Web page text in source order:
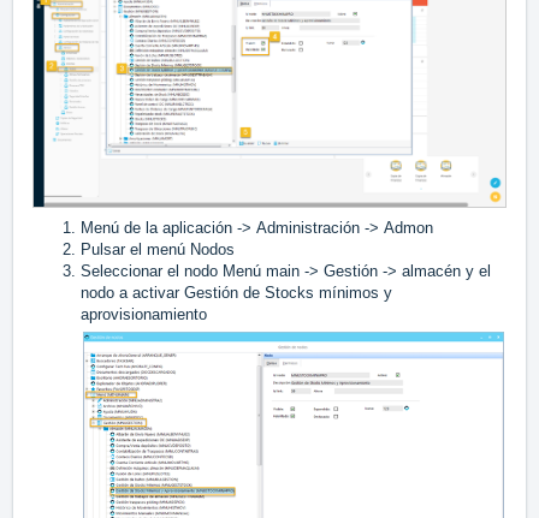
Menú de la aplicación -> Administración -> Admon
Pulsar el menú Nodos
Seleccionar el nodo Menú main -> Gestión -> almacén y el
nodo a activar Gestión de Stocks mínimos y
aprovisionamiento